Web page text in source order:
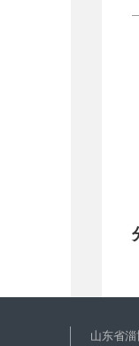
山东省